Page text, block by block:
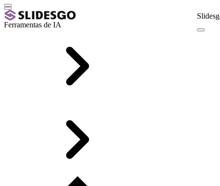
Ferramentas de IA